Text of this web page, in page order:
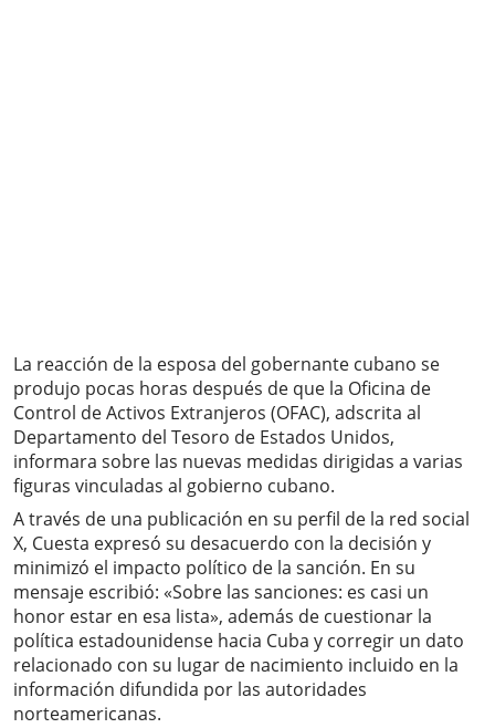
La reacción de la esposa del gobernante cubano se
produjo pocas horas después de que la Oficina de
Control de Activos Extranjeros (OFAC), adscrita al
Departamento del Tesoro de Estados Unidos,
informara sobre las nuevas medidas dirigidas a varias
figuras vinculadas al gobierno cubano.
A través de una publicación en su perfil de la red social
X, Cuesta expresó su desacuerdo con la decisión y
minimizó el impacto político de la sanción. En su
mensaje escribió: «Sobre las sanciones: es casi un
honor estar en esa lista», además de cuestionar la
política estadounidense hacia Cuba y corregir un dato
relacionado con su lugar de nacimiento incluido en la
información difundida por las autoridades
norteamericanas.